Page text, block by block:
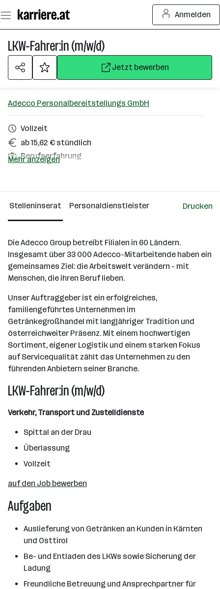
Seiteninhalt
springen
Anmelden
LKW-Fahrer:in (m/w/d)
Jetzt bewerben
Adecco Personalbereitstellungs GmbH
Vollzeit
ab 15,62 € stündlich
Berufserfahrung
Über das Unternehmen
Wien
Mehr anzeigen
Stelleninserat Personaldienstleister Drucken
Die Adecco Group betreibt Filialen in 60 Ländern.
Insgesamt über 33 000 Adecco-Mitarbeitende haben ein
gemeinsames Ziel: die Arbeitswelt verändern - mit
Menschen, die ihren Beruf lieben.
Unser Auftraggeber ist ein erfolgreiches,
familiengeführtes Unternehmen im
Getränkegroßhandel mit langjähriger Tradition und
österreichweiter Präsenz. Mit einem hochwertigen
Sortiment, eigener Logistik und einem starken Fokus
auf Servicequalität zählt das Unternehmen zu den
führenden Anbietern seiner Branche.
LKW-Fahrer:in (m/w/d)
Verkehr, Transport und Zustelldienste
Spittal an der Drau
Überlassung
Vollzeit
auf den Job bewerben
Aufgaben
Auslieferung von Getränken an Kunden in Kärnten
und Osttirol
Be- und Entladen des LKWs sowie Sicherung der
Ladung
Freundliche Betreuung und Ansprechpartner für